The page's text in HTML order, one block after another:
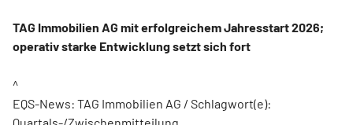
TAG Immobilien AG mit erfolgreichem Jahresstart 2026;
operativ starke Entwicklung setzt sich fort
^
EQS-News: TAG Immobilien AG / Schlagwort(e):